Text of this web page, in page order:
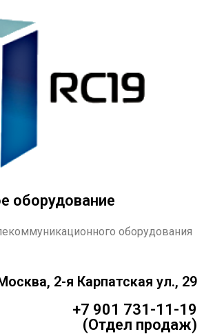
оборудование
оборудования
2-я Карпатская ул., 29
+7 901 731-11-19
(Отдел продаж)